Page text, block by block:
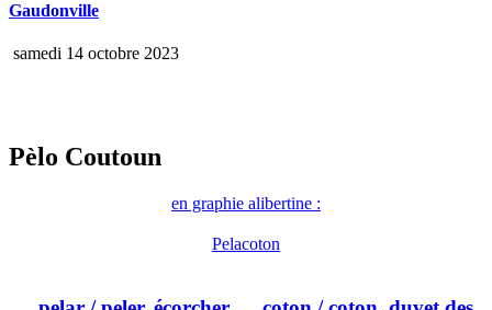
Gaudonville
samedi 14 octobre 2023
Pèlo Coutoun
en graphie alibertine :
Pelacoton